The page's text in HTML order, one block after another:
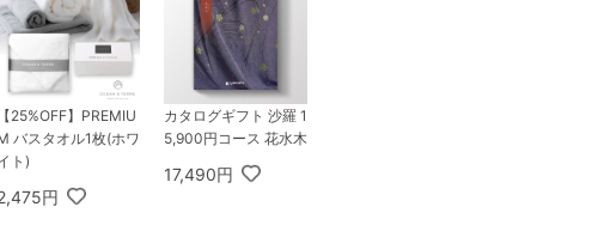
【25%OFF】PREMIU
バスタオル1枚(ホワ
ト)
円
カタログギフト 沙羅 1
5,900円コース 花水木
17,490円